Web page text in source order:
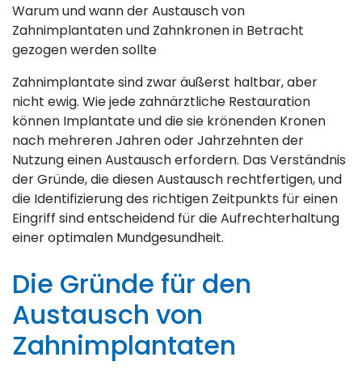
Warum und wann der Austausch von
Zahnimplantaten und Zahnkronen in Betracht
gezogen werden sollte
Zahnimplantate sind zwar äußerst haltbar, aber
nicht ewig. Wie jede zahnärztliche Restauration
können Implantate und die sie krönenden Kronen
nach mehreren Jahren oder Jahrzehnten der
Nutzung einen Austausch erfordern. Das Verständnis
der Gründe, die diesen Austausch rechtfertigen, und
die Identifizierung des richtigen Zeitpunkts für einen
Eingriff sind entscheidend für die Aufrechterhaltung
einer optimalen Mundgesundheit.
Die Gründe für den
Austausch von
Zahnimplantaten